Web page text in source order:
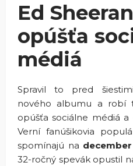
Ed
opúšťa
médiá
Spravil to pred
nového albumu a robí
opúšťa sociálne médiá
Verní fanúšikovia
spomínajú na december
32-ročný spevák opustil